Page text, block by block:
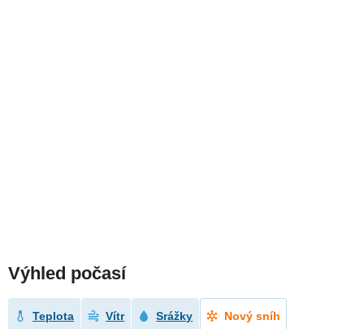
Výhled počasí
Teplota Vítr Srážky Nový sníh